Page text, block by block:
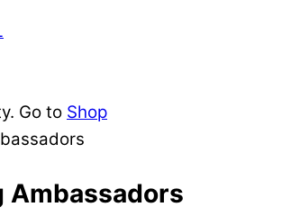
Go to Shop
Ambassadors